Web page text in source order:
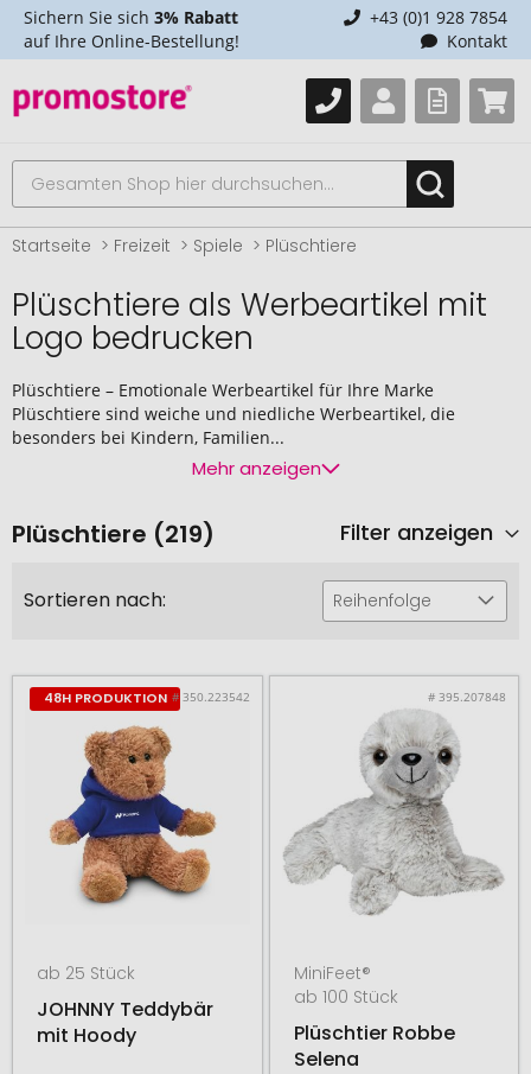
Sichern Sie sich 3% Rabatt
auf Ihre Online-Bestellung!
+43 (0)1 928 7854
Kontakt
Startseite Freizeit Spiele Plüschtiere
Plüschtiere als Werbeartikel mit
Logo bedrucken
Plüschtiere – Emotionale Werbeartikel für Ihre Marke
Plüschtiere sind weiche und niedliche Werbeartikel, die
besonders bei Kindern, Familien...
Mehr anzeigen
Plüschtiere (219) Filter anzeigen
Sortieren nach: Reihenfolge
48H PRODUKTION # 350.223542
ab 25 Stück
JOHNNY Teddybär
mit Hoody
# 395.207848
MiniFeet®
ab 100 Stück
Plüschtier Robbe
Selena